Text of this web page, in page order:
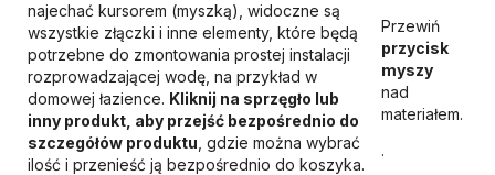
najechać kursorem (myszką), widoczne są
wszystkie złączki i inne elementy, które będą
potrzebne do zmontowania prostej instalacji
rozprowadzającej wodę, na przykład w
domowej łazience. Kliknij na sprzęgło lub
inny produkt, aby przejść bezpośrednio do
szczegółów produktu , gdzie można wybrać
ilość i przenieść ją bezpośrednio do koszyka.
Przewiń
przycisk
myszy
nad
materiałem.
.